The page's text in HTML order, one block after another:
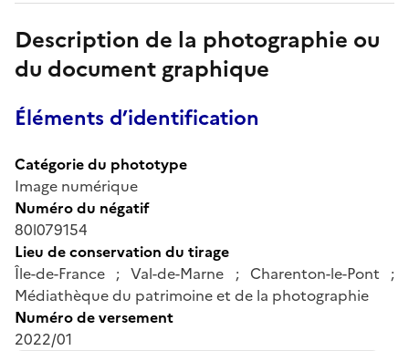
Description de la photographie ou
du document graphique
Éléments d’identification
Catégorie du phototype
Image numérique
Numéro du négatif
80l079154
Lieu de conservation du tirage
Île-de-France ; Val-de-Marne ; Charenton-le-Pont ;
Médiathèque du patrimoine et de la photographie
Numéro de versement
2022/01